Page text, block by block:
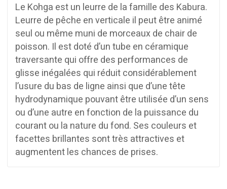
Le Kohga est un leurre de la famille des Kabura.
Leurre de pêche en verticale il peut être animé
seul ou même muni de morceaux de chair de
poisson. Il est doté d’un tube en céramique
traversante qui offre des performances de
glisse inégalées qui réduit considérablement
l’usure du bas de ligne ainsi que d’une tête
hydrodynamique pouvant être utilisée d’un sens
ou d’une autre en fonction de la puissance du
courant ou la nature du fond. Ses couleurs et
facettes brillantes sont très attractives et
augmentent les chances de prises.